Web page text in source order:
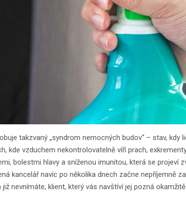
takzvaný „syndrom nemocných budov“ – stav, kdy
kde vzduchem nekontrolovatelně víří prach,
bolestmi hlavy a sníženou imunitou, která se projeví
kancelář navíc po několika dnech začne nepříjemně
nevnímáte, klient, který vás navštíví jej pozná